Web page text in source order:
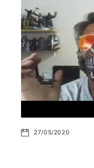
27/05/2020